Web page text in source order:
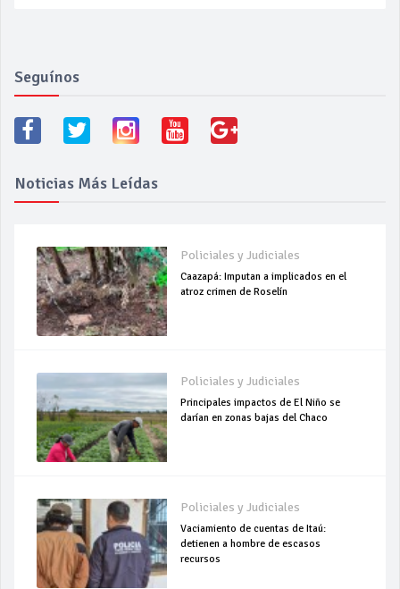
Seguínos
Noticias Más Leídas
Policiales y Judiciales
Caazapá: Imputan a implicados en el
atroz crimen de Roselín
Policiales y Judiciales
Principales impactos de El Niño se
darían en zonas bajas del Chaco
Policiales y Judiciales
Vaciamiento de cuentas de Itaú:
detienen a hombre de escasos
recursos